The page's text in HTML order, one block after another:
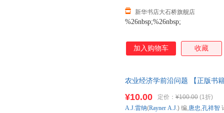
%26nbsp;%26nbsp;
新华书店大石桥旗舰店
加入购物车 收藏
农业经济学前沿问题 【正版书
¥10.00 定价： ¥100.00 (1折)
A.J.雷纳(Rayner A.J.) 编,唐忠,孔祥智